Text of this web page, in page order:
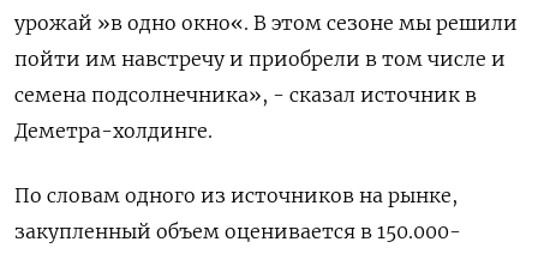
урожай »в одно окно«. В этом сезоне мы решили
пойти им навстречу и приобрели в том числе и
семена подсолнечника», - сказал источник в
Деметра-холдинге.
По словам одного из источников на рынке,
закупленный объем оценивается в 150.000-